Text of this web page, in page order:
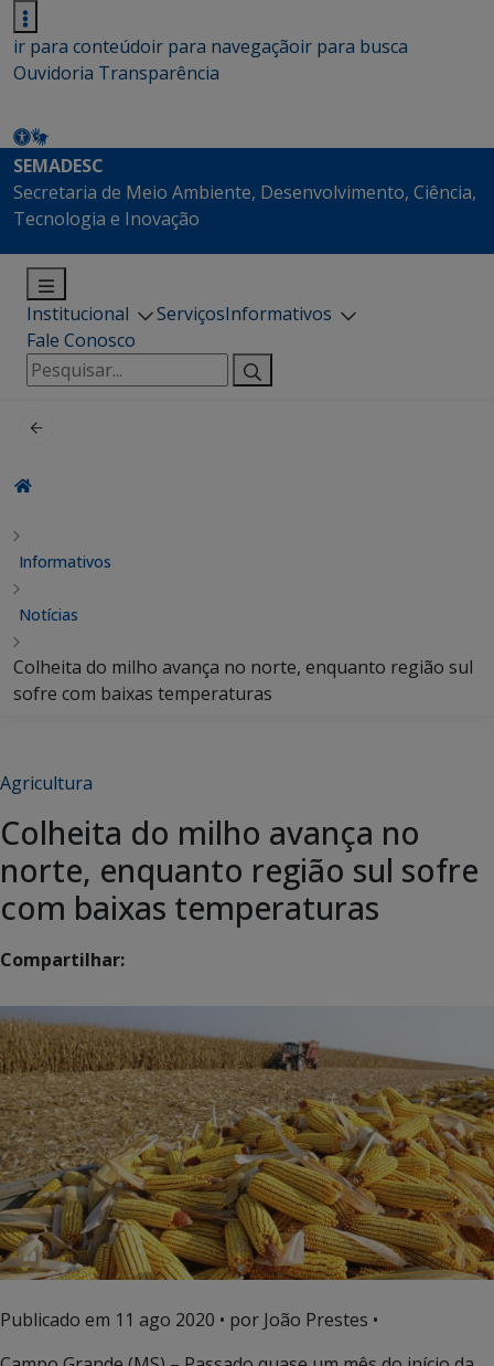
ir para conteúdoir para navegaçãoir para busca
Ouvidoria Transparência
SEMADESC
Secretaria de Meio Ambiente, Desenvolvimento, Ciência,
Tecnologia e Inovação
Institucional ServiçosInformativos
Fale Conosco
Pesquisar
por:
Informativos
Notícias
Colheita do milho avança no norte, enquanto região sul
sofre com baixas temperaturas
Agricultura
Colheita do milho avança no
norte, enquanto região sul sofre
com baixas temperaturas
Compartilhar:
Publicado em 11 ago 2020 • por João Prestes •